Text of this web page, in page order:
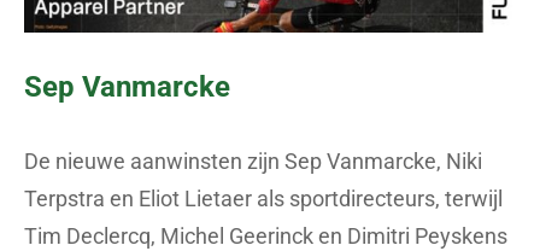
Sep Vanmarcke
De nieuwe aanwinsten zijn Sep Vanmarcke, Niki
Terpstra en Eliot Lietaer als sportdirecteurs, terwijl
Tim Declercq, Michel Geerinck en Dimitri Peyskens